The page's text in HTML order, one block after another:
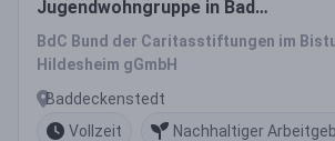
Jugendwohngruppe in Bad
Salzdetfurth
BdC Bund der Caritasstiftungen im
Hildesheim gGmbH
Baddeckenstedt
Vollzeit
Nachhaltiger